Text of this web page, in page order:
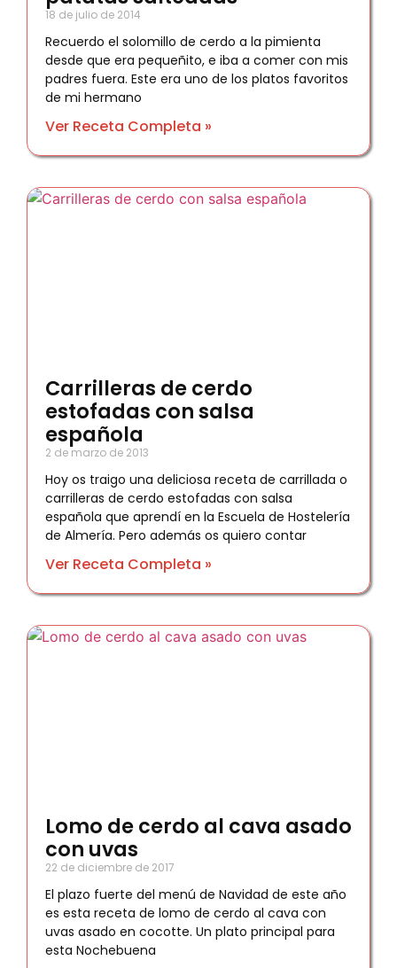
18 de julio de 2014
Recuerdo el solomillo de cerdo a la pimienta
desde que era pequeñito, e iba a comer con mis
padres fuera. Este era uno de los platos favoritos
de mi hermano
Ver Receta Completa »
Carrilleras de cerdo
estofadas con salsa
española
2 de marzo de 2013
Hoy os traigo una deliciosa receta de carrillada o
carrilleras de cerdo estofadas con salsa
española que aprendí en la Escuela de Hostelería
de Almería. Pero además os quiero contar
Ver Receta Completa »
Lomo de cerdo al cava asado
con uvas
22 de diciembre de 2017
El plazo fuerte del menú de Navidad de este año
es esta receta de lomo de cerdo al cava con
uvas asado en cocotte. Un plato principal para
esta Nochebuena